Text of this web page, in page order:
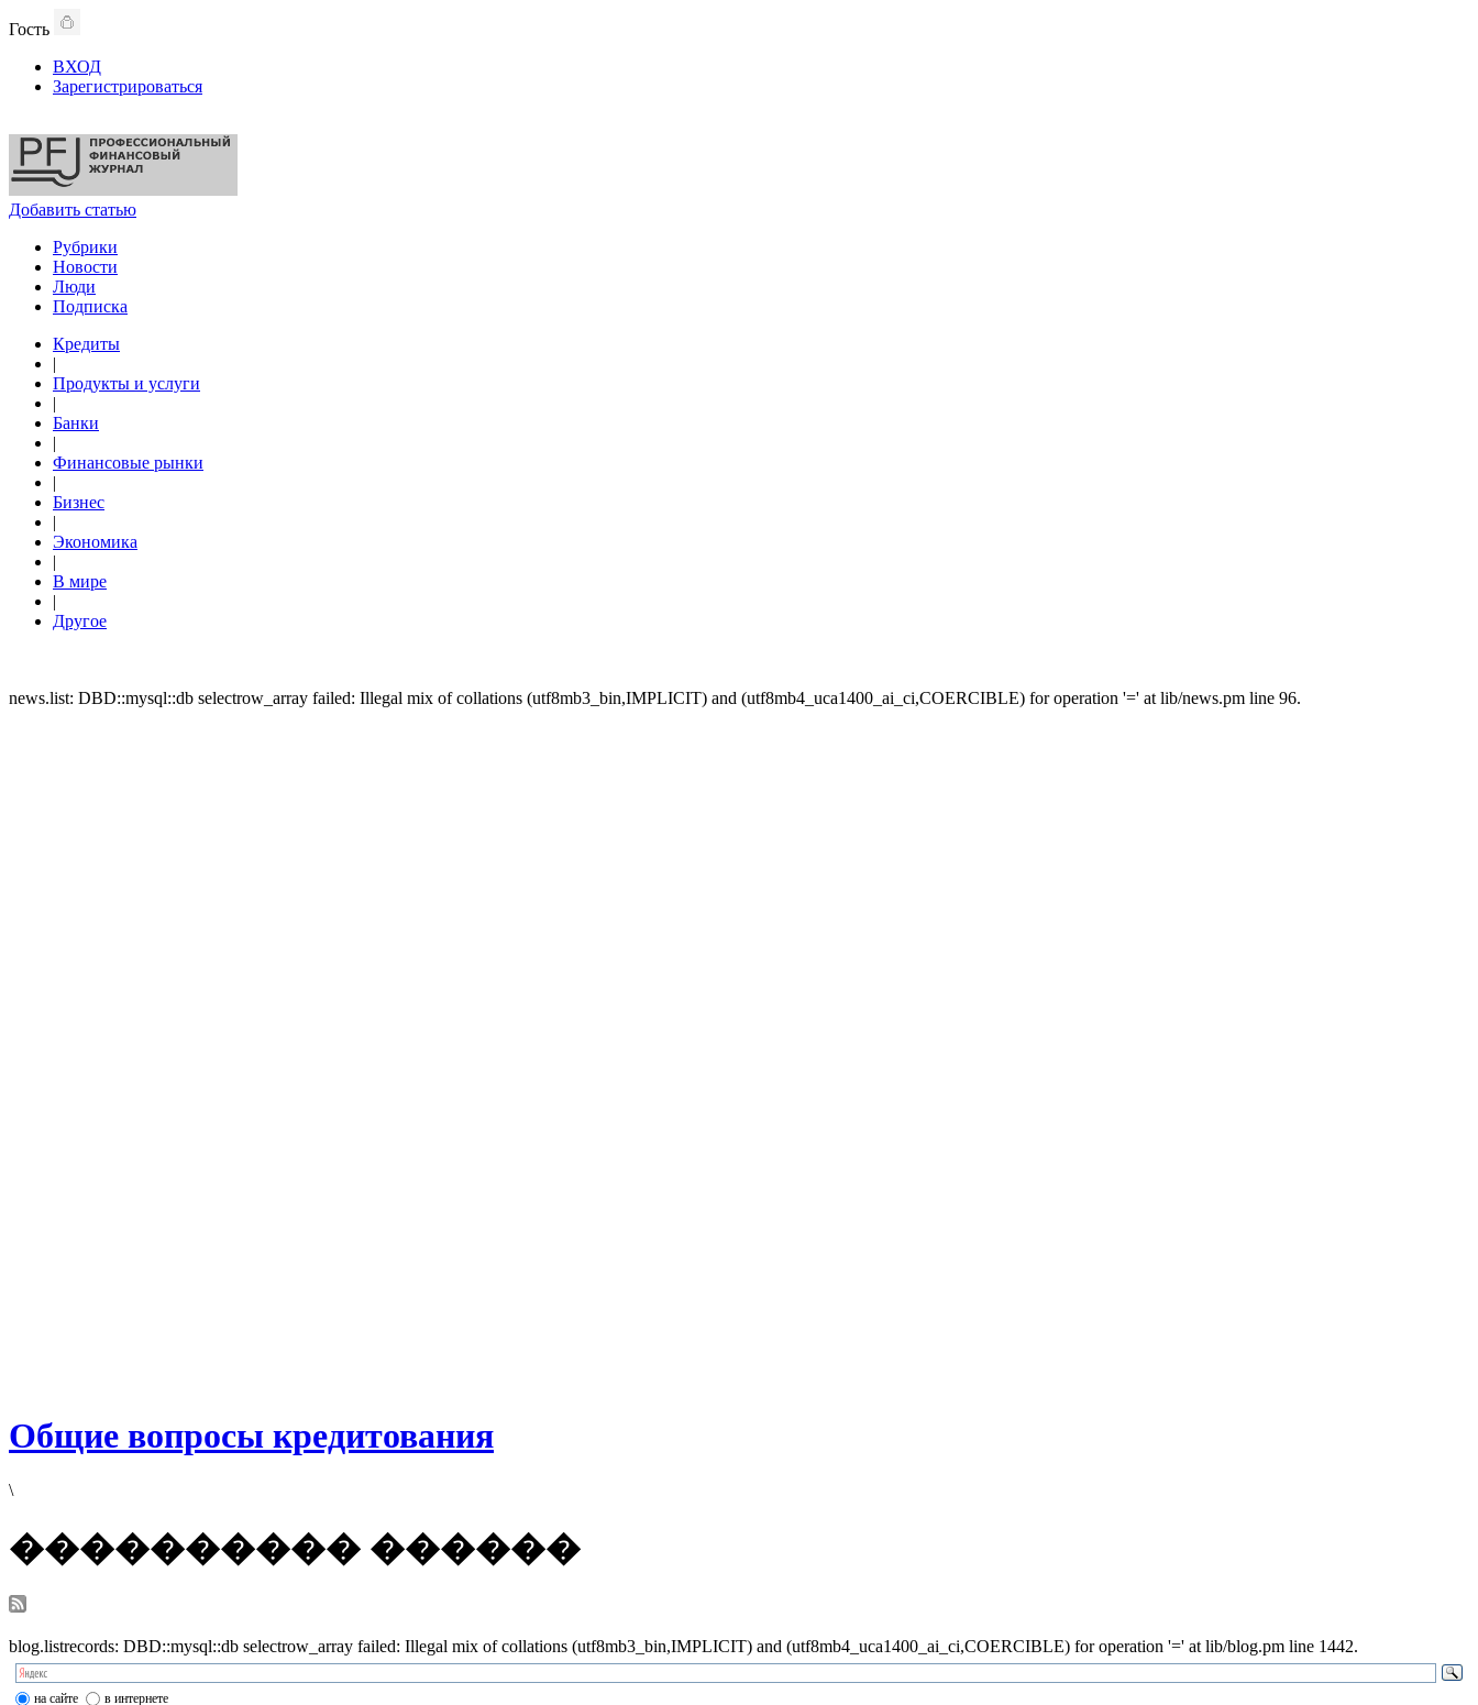
Гость
ВХОД
Зарегистрироваться
Добавить статью
Рубрики
Новости
Люди
Подписка
Кредиты
|
Продукты и услуги
|
Банки
|
Финансовые рынки
|
Бизнес
|
Экономика
|
В мире
|
Другое
news.list: DBD::mysql::db selectrow_array failed: Illegal mix of collations (utf8mb3_bin,IMPLICIT) and (utf8mb4_uca1400_ai_ci,COERCIBLE) for operation '=' at lib/news.pm line 96.
Общие вопросы кредитования
\
���������� ������
blog.listrecords: DBD::mysql::db selectrow_array failed: Illegal mix of collations (utf8mb3_bin,IMPLICIT) and (utf8mb4_uca1400_ai_ci,COERCIBLE) for operation '=' at lib/blog.pm line 1442.
на сайте в интернете